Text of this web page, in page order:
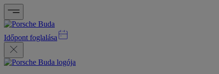
Időpont foglalása